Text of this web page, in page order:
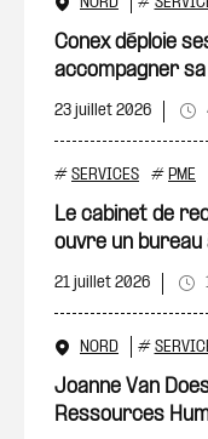
Conex déploie
accompagner
23 juillet 2026
# SERVICES # PME
Le cabinet de
ouvre un bureau
21 juillet 2026
NORD #
Joanne Van
Ressources